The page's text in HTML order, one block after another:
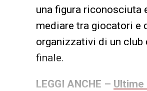
una figura riconosciuta
mediare tra giocatori e
organizzativi di un club
finale.
LEGGI ANCHE –